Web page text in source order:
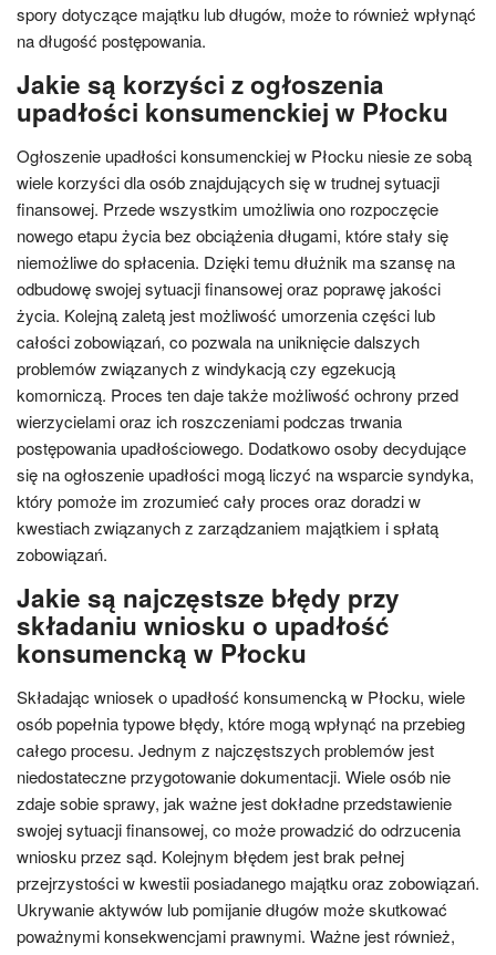
spory dotyczące majątku lub długów, może to również wpłynąć
na długość postępowania.
Jakie są korzyści z ogłoszenia
upadłości konsumenckiej w Płocku
Ogłoszenie upadłości konsumenckiej w Płocku niesie ze sobą
wiele korzyści dla osób znajdujących się w trudnej sytuacji
finansowej. Przede wszystkim umożliwia ono rozpoczęcie
nowego etapu życia bez obciążenia długami, które stały się
niemożliwe do spłacenia. Dzięki temu dłużnik ma szansę na
odbudowę swojej sytuacji finansowej oraz poprawę jakości
życia. Kolejną zaletą jest możliwość umorzenia części lub
całości zobowiązań, co pozwala na uniknięcie dalszych
problemów związanych z windykacją czy egzekucją
komorniczą. Proces ten daje także możliwość ochrony przed
wierzycielami oraz ich roszczeniami podczas trwania
postępowania upadłościowego. Dodatkowo osoby decydujące
się na ogłoszenie upadłości mogą liczyć na wsparcie syndyka,
który pomoże im zrozumieć cały proces oraz doradzi w
kwestiach związanych z zarządzaniem majątkiem i spłatą
zobowiązań.
Jakie są najczęstsze błędy przy
składaniu wniosku o upadłość
konsumencką w Płocku
Składając wniosek o upadłość konsumencką w Płocku, wiele
osób popełnia typowe błędy, które mogą wpłynąć na przebieg
całego procesu. Jednym z najczęstszych problemów jest
niedostateczne przygotowanie dokumentacji. Wiele osób nie
zdaje sobie sprawy, jak ważne jest dokładne przedstawienie
swojej sytuacji finansowej, co może prowadzić do odrzucenia
wniosku przez sąd. Kolejnym błędem jest brak pełnej
przejrzystości w kwestii posiadanego majątku oraz zobowiązań.
Ukrywanie aktywów lub pomijanie długów może skutkować
poważnymi konsekwencjami prawnymi. Ważne jest również,